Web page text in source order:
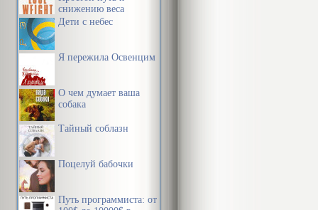
снижению веса
Дети с небес
Я пережила Освенцим
О чем думает ваша
собака
Тайный соблазн
Поцелуй бабочки
Путь программиста: от